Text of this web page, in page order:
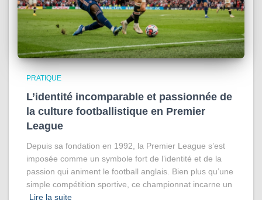
PRATIQUE
L’identité incomparable et passionnée de
la culture footballistique en Premier
League
Depuis sa fondation en 1992, la Premier League s’est
imposée comme un symbole fort de l’identité et de la
passion qui animent le football anglais. Bien plus qu’une
simple compétition sportive, ce championnat incarne un
Lire la suite